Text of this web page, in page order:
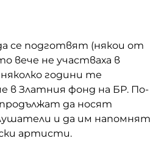
се подготвят (някои от
вече не участваха в
години те
в Златния фонд на БР. По-
да носят
и да им напомнят
артисти.